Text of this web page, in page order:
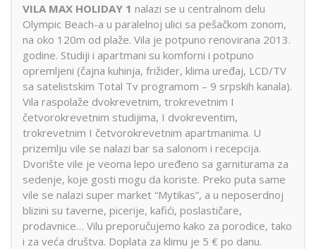
VILA MAX HOLIDAY 1 nalazi se u centralnom delu
Olympic Beach-a u paralelnoj ulici sa pešačkom zonom,
na oko 120m od plaže. Vila je potpuno renovirana 2013.
godine. Studiji i apartmani su komforni i potpuno
opremljeni (čajna kuhinja, frižider, klima uređaj, LCD/TV
sa satelistskim Total Tv programom – 9 srpskih kanala).
Vila raspolaže dvokrevetnim, trokrevetnim I
četvorokrevetnim studijima, I dvokreventim,
trokrevetnim I četvorokrevetnim apartmanima. U
prizemlju vile se nalazi bar sa salonom i recepcija.
Dvorište vile je veoma lepo uređeno sa garniturama za
sedenje, koje gosti mogu da koriste. Preko puta same
vile se nalazi super market “Mytikas”, a u neposerdnoj
blizini su taverne, picerije, kafići, poslastičare,
prodavnice… Vilu preporučujemo kako za porodice, tako
i za veća društva. Doplata za klimu je 5 € po danu.